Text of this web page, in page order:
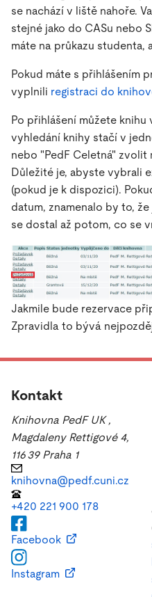
se nachází v liště nahoře.
stejné jako do CASu nebo
máte na průkazu studenta,
Pokud máte s přihlášením
vyplnili registraci do
Po přihlášení můžete knihu
vyhledání knihy stačí v
nebo "PedF Celetná" zvolit
Důležité je, abyste vybrali
(pokud je k dispozici).
datum, znamenalo by to,
se dostal až potom, co se
Jakmile bude rezervace
Zpravidla to bývá
Kontakt
Knihovna PedF UK,
Magdaleny Rettigové 4,
116 39 Praha 1
knihovna@pedf.cuni.cz
+420 221 900 178
Facebook
Instagram